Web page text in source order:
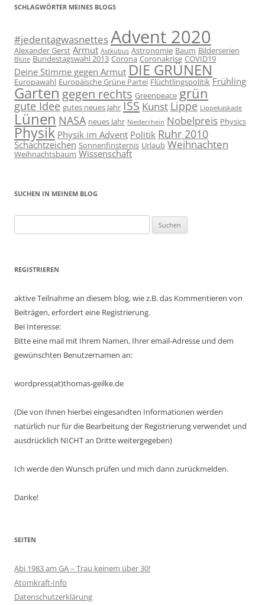
SCHLAGWÖRTER MEINES BLOGS
#jedentagwasnettesAdvent 2020
Alexander Gerst Armut Astkubus Astronomie Baum Bilderserien
Blüte Bundestagswahl 2013 Corona Coronakrise COVID19
Deine Stimme gegen Armut DIE GRÜNEN
Europawahl Europäische Grüne Partei Flüchtlingspolitik Frühling
Garten gegen rechts Greenpeace grün
gute Idee gutes neues Jahr ISS Kunst Lippe Lippekaskade
Lünen NASA neues Jahr Niederrhein Nobelpreis Physics
Physik Physik im Advent Politik Ruhr 2010
Schachtzeichen Sonnenfinsternis Urlaub Weihnachten
Weihnachtsbaum Wissenschaft
SUCHEN IN MEINEM BLOG
nach:
REGISTRIEREN
aktive Teilnahme an diesem blog, wie z.B. das Kommentieren von
Beiträgen, erfordert eine Registrierung.
Bei Interesse:
Bitte eine mail mit Ihrem Namen, Ihrer email-Adresse und dem
gewünschten Benutzernamen an:
wordpress(at)thomas-geilke.de
(Die von Ihnen hierbei eingesandten Informationen werden
natürlich nur für die Bearbeitung der Registrierung verwendet und
ausdrücklich NICHT an Dritte weitergegeben)
Ich werde den Wunsch prüfen und mich dann zurückmelden.
Danke!
SEITEN
Abi 1983 am GA – Trau keinem über 30!
Atomkraft-Info
Datenschutzerklärung